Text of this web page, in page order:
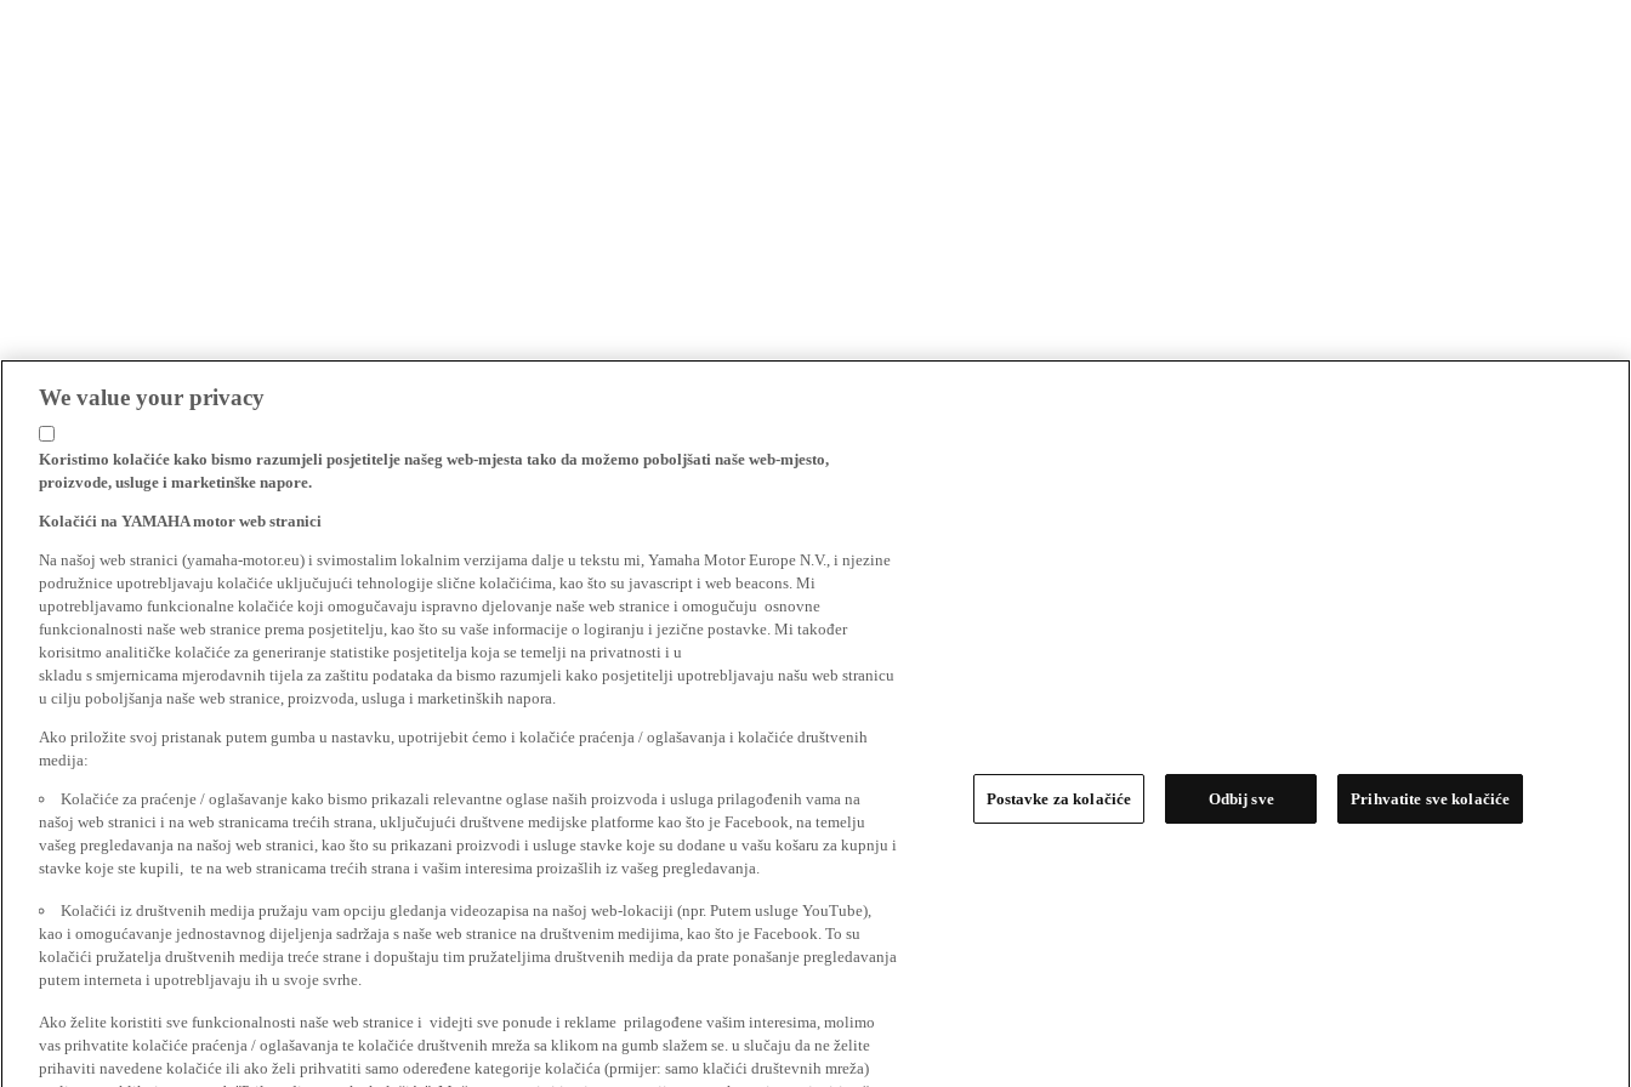
We value your privacy
Koristimo kolačiće kako bismo razumjeli posjetitelje našeg web-mjesta tako da možemo poboljšati naše web-mjesto,
proizvode, usluge i marketinške napore.
Kolačići na YAMAHA motor web stranici
Na našoj web stranici (yamaha-motor.eu) i svimostalim lokalnim verzijama dalje u tekstu mi, Yamaha Motor Europe N.V., i njezine
podružnice upotrebljavaju kolačiće uključujući tehnologije slične kolačićima, kao što su javascript i web beacons. Mi
upotrebljavamo funkcionalne kolačiće koji omogučavaju ispravno djelovanje naše web stranice i omogučuju osnovne
funkcionalnosti naše web stranice prema posjetitelju, kao što su vaše informacije o logiranju i jezične postavke. Mi također
korisitmo analitičke kolačiće za generiranje statistike posjetitelja koja se temelji na privatnosti i u
skladu s smjernicama mjerodavnih tijela za zaštitu podataka da bismo razumjeli kako posjetitelji upotrebljavaju našu web stranicu
u cilju poboljšanja naše web stranice, proizvoda, usluga i marketinških napora.
Ako priložite svoj pristanak putem gumba u nastavku, upotrijebit ćemo i kolačiće praćenja / oglašavanja i kolačiće društvenih
medija:
Kolačiće za praćenje / oglašavanje kako bismo prikazali relevantne oglase naših proizvoda i usluga prilagođenih vama na
našoj web stranici i na web stranicama trećih strana, uključujući društvene medijske platforme kao što je Facebook, na temelju
vašeg pregledavanja na našoj web stranici, kao što su prikazani proizvodi i usluge stavke koje su dodane u vašu košaru za kupnju i
stavke koje ste kupili, te na web stranicama trećih strana i vašim interesima proizašlih iz vašeg pregledavanja.
Kolačići iz društvenih medija pružaju vam opciju gledanja videozapisa na našoj web-lokaciji (npr. Putem usluge YouTube),
kao i omogućavanje jednostavnog dijeljenja sadržaja s naše web stranice na društvenim medijima, kao što je Facebook. To su
kolačići pružatelja društvenih medija treće strane i dopuštaju tim pružateljima društvenih medija da prate ponašanje pregledavanja
putem interneta i upotrebljavaju ih u svoje svrhe.
Ako želite koristiti sve funkcionalnosti naše web stranice i videjti sve ponude i reklame prilagođene vašim interesima, molimo
vas prihvatite kolačiće praćenja / oglašavanja te kolačiće društvenih mreža sa klikom na gumb slažem se. u slučaju da ne želite
prihaviti navedene kolačiće ili ako želi prihvatiti samo odeređene kategorije kolačića (prmijer: samo klačići društevnih mreža)
Postavke za kolačiće Odbij sve Prihvatite sve kolačiće